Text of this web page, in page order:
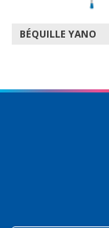
BÉQUILLE YANO